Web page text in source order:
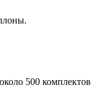
500 комплектов